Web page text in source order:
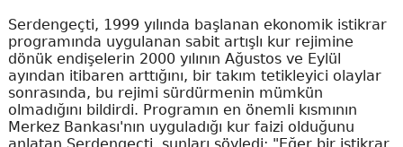
Serdengeçti, 1999 yılında başlanan ekonomik istikrar
programında uygulanan sabit artışlı kur rejimine
dönük endişelerin 2000 yılının Ağustos ve Eylül
ayından itibaren arttığını, bir takım tetikleyici olaylar
sonrasında, bu rejimi sürdürmenin mümkün
olmadığını bildirdi. Programın en önemli kısmının
Merkez Bankası'nın uyguladığı kur faizi olduğunu